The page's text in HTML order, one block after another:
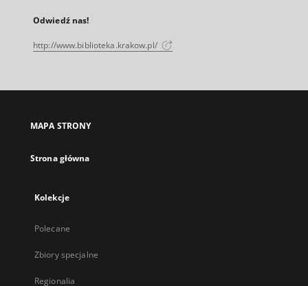
Odwiedź nas!
http://www.biblioteka.krakow.pl/
MAPA STRONY
Strona główna
Kolekcje
Polecane
Zbiory specjalne
Regionalia